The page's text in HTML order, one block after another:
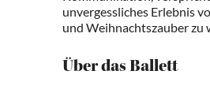
unvergessliches Erlebnis
und Weihnachtszauber zu
Über das Ballett